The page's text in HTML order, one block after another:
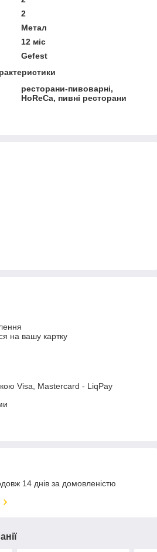
2
Метал
12 міс
Gefest
ресторани-пивоварні,
HoReCa, пивні ресторани
на вашу картку
Visa, Mastercard - LiqPay
14 днів за домовленістю